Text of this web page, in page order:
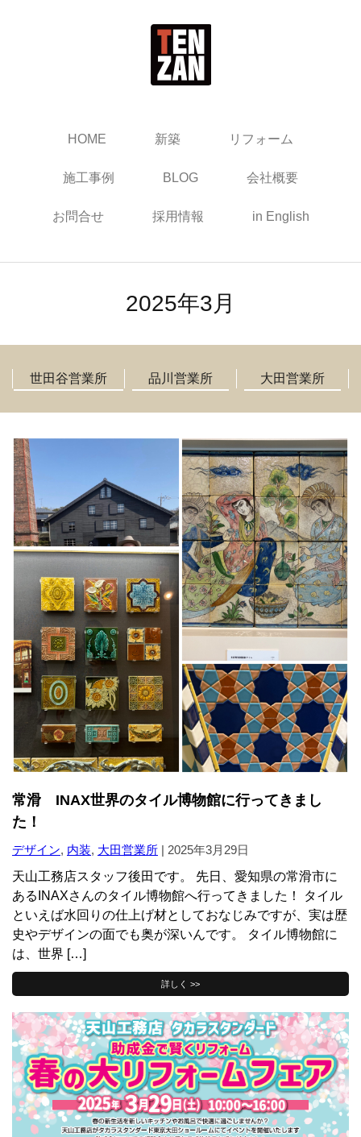
HOME 新築 リフォーム
施工事例 BLOG 会社概要
お問合せ 採用情報 in English
2025年3月
世田谷営業所 品川営業所 大田営業所
常滑 INAX世界のタイル博物館に行ってきまし
た！
デザイン, 内装, 大田営業所 | 2025年3月29日
天山工務店スタッフ後田です。 先日、愛知県の常滑市に
あるINAXさんのタイル博物館へ行ってきました！ タイル
といえば水回りの仕上げ材としておなじみですが、実は歴
史やデザインの面でも奥が深いんです。 タイル博物館に
は、世界 […]
詳しく >>